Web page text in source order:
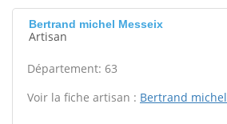
Bertrand michel Messeix
Artisan
Département: 63
Voir la fiche artisan : Bertrand michel